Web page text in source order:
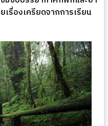
รื่องเครียดจากการเรียน